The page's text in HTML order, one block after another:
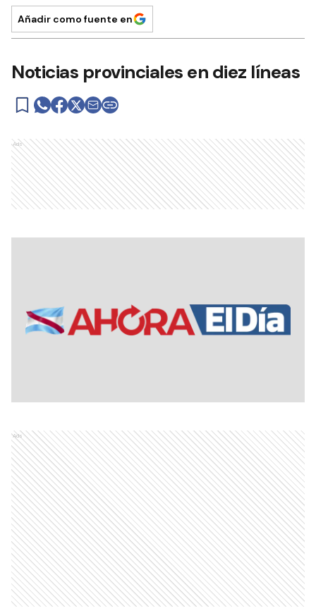
Añadir como fuente en
Noticias provinciales en diez líneas
Ads
Ads